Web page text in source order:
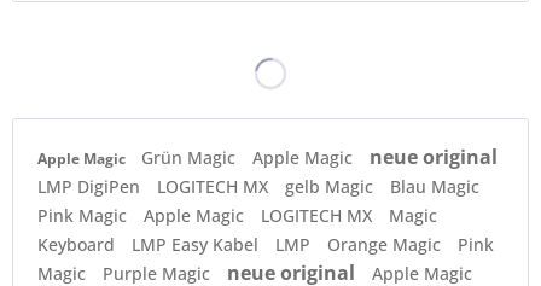
Apple Magic Grün Magic Apple Magic neue original
LMP DigiPen LOGITECH MX gelb Magic
Blau Magic
Pink Magic
Apple Magic LOGITECH MX
Magic
Keyboard
LMP Easy Kabel LMP Orange Magic
Pink
Magic
Purple Magic neue original
Apple Magic